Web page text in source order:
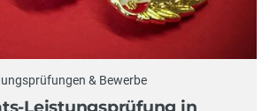
& Bewerbe
Leistungsprüfung in